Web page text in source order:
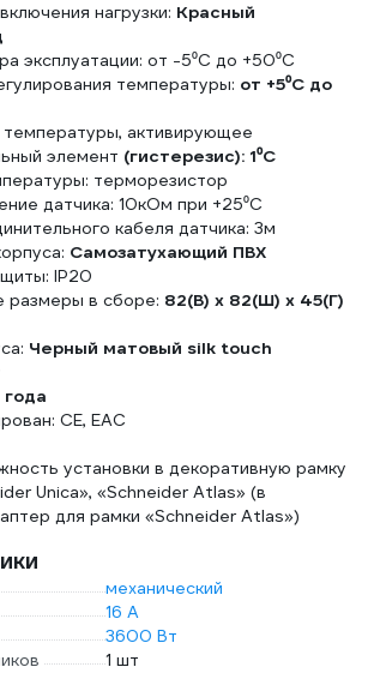
нагрузки: Красный
эксплуатации: от -5⁰С до +50⁰С
температуры: от +5⁰С до
активирующее
элемент (гистерезис): 1⁰С
терморезистор
датчика: 10кОм при +25⁰С
кабеля датчика: 3м
Самозатухающий ПВХ
IP20
размеры в сборе: 82(В) x 82(Ш) x 45(Г)
Черный матовый silk touch
года
СЕ, ЕАС
установки в декоративную рамку
Unica», «Schneider Atlas» (в
для рамки «Schneider Atlas»)
механический
16 А
3600 Вт
1 шт